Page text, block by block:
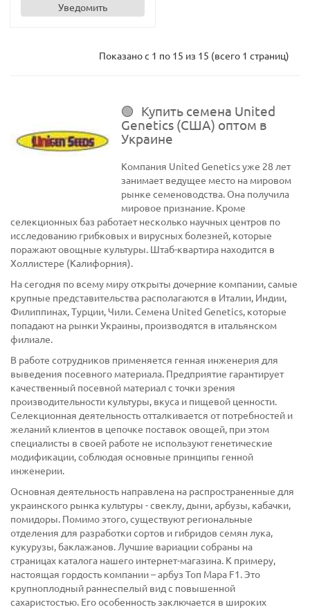
Уведомить
Показано с 1 по 15 из 15 (всего 1 страниц)
Купить семена United
Genetics (США) оптом в
Украине
Компания United Genetics уже 28 лет
занимает ведущее место на мировом
рынке семеноводства. Она получила
мировое признание. Кроме
селекционных баз работает несколько научных центров по
исследованию грибковых и вирусных болезней, которые
поражают овощные культуры. Штаб-квартира находится в
Холлистере (Калифорния).
На сегодня по всему миру открыты дочерние компании, самые
крупные представительства располагаются в Италии, Индии,
Филиппинах, Турции, Чили. Семена United Genetics, которые
попадают на рынки Украины, производятся в итальянском
филиале.
В работе сотрудников применяется генная инженерия для
выведения посевного материала. Предприятие гарантирует
качественный посевной материал с точки зрения
производительности культуры, вкуса и пищевой ценности.
Селекционная деятельность отталкивается от потребностей и
желаний клиентов в цепочке поставок овощей, при этом
специалисты в своей работе не используют генетические
модификации, соблюдая основные принципы генной
инженерии.
Основная деятельность направлена на распространенные для
украинского рынка культуры - свеклу, дыни, арбузы, кабачки,
помидоры. Помимо этого, существуют региональные
отделения для разработки сортов и гибридов семян лука,
кукурузы, баклажанов. Лучшие вариации собраны на
страницах каталога нашего интернет-магазина. К примеру,
настоящая гордость компании – арбуз Топ Мара F1. Это
крупноплодный раннеспелый вид с повышенной
сахаристостью. Его особенность заключается в широких